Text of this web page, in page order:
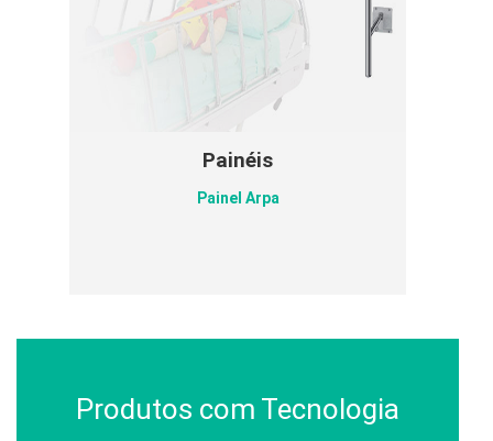
Painéis
Painel Arpa
Produtos com Tecnologia